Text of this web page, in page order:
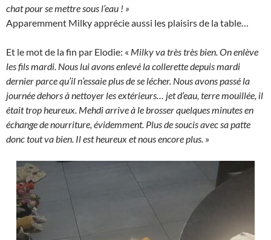
chat pour se mettre sous l’eau ! »
Apparemment Milky apprécie aussi les plaisirs de la table…
Et le mot de la fin par Elodie: « Milky va très très bien. On enlève
les fils mardi. Nous lui avons enlevé la collerette depuis mardi
dernier parce qu’il n’essaie plus de se lécher. Nous avons passé la
journée dehors à nettoyer les extérieurs… jet d’eau, terre mouillée, il
était trop heureux. Mehdi arrive à le brosser quelques minutes en
échange de nourriture, évidemment. Plus de soucis avec sa patte
donc tout va bien. Il est heureux et nous encore plus. »